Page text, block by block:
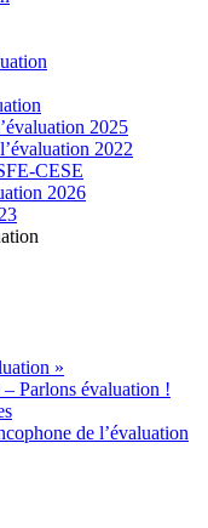
2025
2022
CESE
2026
»
Parlons évaluation !
de l’évaluation